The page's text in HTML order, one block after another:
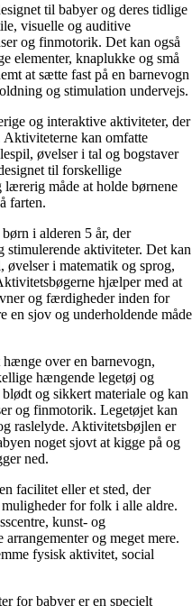
til babyer og deres tidlige
visuelle og auditive
og finmotorik. Det kan også
elementer, knaplukke og små
at sætte fast på en barnevogn
og stimulation undervejs.
og interaktive aktiviteter, der
Aktiviteterne kan omfatte
øvelser i tal og bogstaver
til forskellige
måde at holde børnene
farten.
i alderen 5 år, der
aktiviteter. Det kan
i matematik og sprog,
hjælper med at
og færdigheder inden for
en sjov og underholdende måde
over en barnevogn,
hængende legetøj og
og sikkert materiale og kan
og finmotorik. Legetøjet kan
raslelyde. Aktivitetsbøjlen er
noget sjovt at kigge på og
ned.
facilitet eller et sted, der
for folk i alle aldre.
kunst- og
og meget mere.
fysisk aktivitet, social
for babyer er en specielt